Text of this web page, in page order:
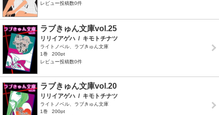
レビュー投稿数0件
ラブきゅん文庫vol.25
リリイアゲハ / キモトチナツ
ライトノベル、ラブきゅん文庫
1巻
200pt
レビュー投稿数0件
ラブきゅん文庫vol.20
リリイアゲハ / キモトチナツ
ライトノベル、ラブきゅん文庫
1巻
200pt